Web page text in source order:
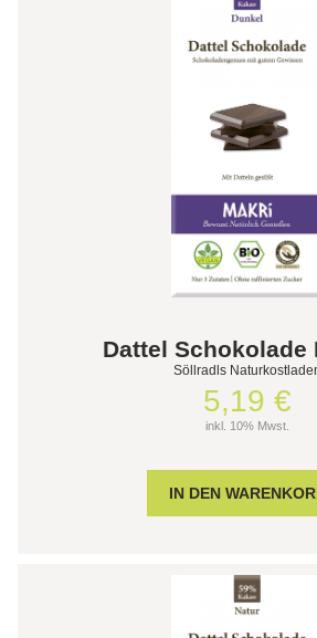
Dattel Schokolade
Söllradls
5,19 €
inkl. 10% Mwst.